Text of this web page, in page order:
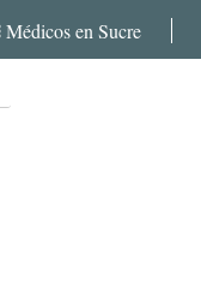
Médicos en Sucre